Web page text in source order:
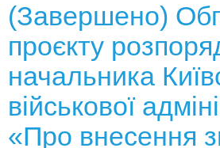
(Завершено)
проєкту
начальника
військової
«Про внесення